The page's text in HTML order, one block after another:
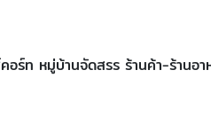
ร์ท หมู่บ้านจัดสรร ร้านค้า-ร้านอา